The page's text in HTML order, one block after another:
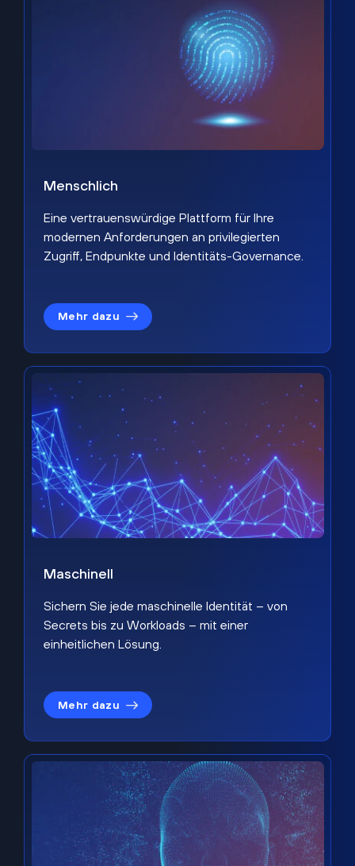
Menschlich
Eine vertrauenswürdige Plattform für Ihre
modernen Anforderungen an privilegierten
Zugriff, Endpunkte und Identitäts-Governance.
Mehr dazu
Maschinell
Sichern Sie jede maschinelle Identität – von
Secrets bis zu Workloads – mit einer
einheitlichen Lösung.
Mehr dazu